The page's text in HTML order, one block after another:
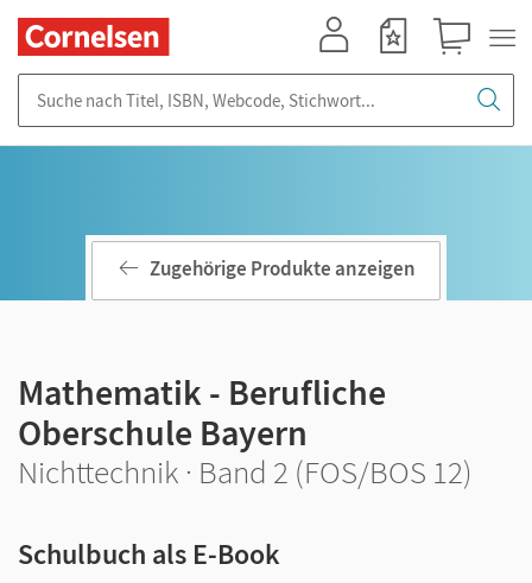
Zugehörige Produkte anzeigen
Mathematik - Berufliche
Oberschule Bayern
Nichttechnik · Band 2 (FOS/BOS 12)
Schulbuch als E-Book